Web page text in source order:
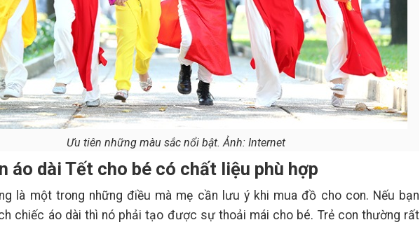
Ưu tiên những màu sắc nổi bật. Ảnh: Internet
áo dài Tết cho bé có chất liệu phù hợp
là một trong những điều mà mẹ cần lưu ý khi mua đồ cho con. Nếu bạn
chiếc áo dài thì nó phải tạo được sự thoải mái cho bé. Trẻ con thường rất